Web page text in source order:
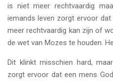
is niet meer rechtvaardig
iemands leven zorgt ervoor
meer rechtvaardig kan zijn of
de wet van Mozes te houden.
Dit klinkt misschien hard,
zorgt ervoor dat een mens